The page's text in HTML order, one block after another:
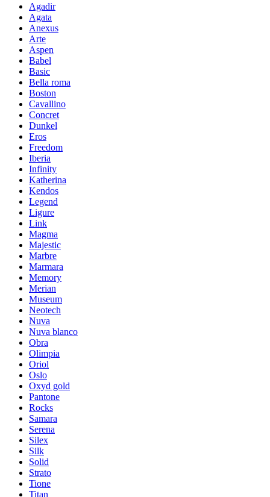
Agadir
Agata
Anexus
Arte
Aspen
Babel
Basic
Bella roma
Boston
Cavallino
Concret
Dunkel
Eros
Freedom
Iberia
Infinity
Katherina
Kendos
Legend
Ligure
Link
Magma
Majestic
Marbre
Marmara
Memory
Merian
Museum
Neotech
Nuva
Nuva blanco
Obra
Olimpia
Oriol
Oslo
Oxyd gold
Pantone
Rocks
Samara
Serena
Silex
Silk
Solid
Strato
Tione
Titan